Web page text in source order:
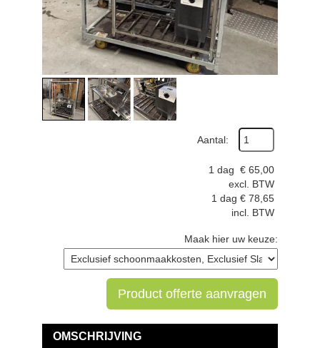
Aantal:
1 dag € 65,00
excl. BTW
1 dag € 78,65
incl. BTW
Maak hier uw keuze:
Product offerte aanvragen
OMSCHRIJVING